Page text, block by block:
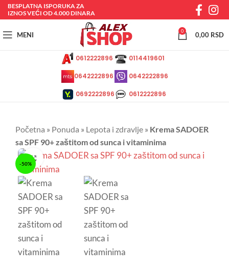
BESPLATNA ISPORUKA ZA
IZNOS VEĆI OD 4.000 DINARA
MENI 0 0,00 RSD
0612222896
0642222896
0692222896
0114419601
0642222896
0612222896
Početna » Ponuda » Lepota i zdravlje » Krema SADOER
sa SPF 90+ zaštitom od sunca i vitaminima
-50%
Kliknite da uvećate